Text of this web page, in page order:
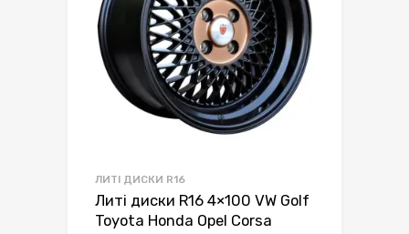
ЛИТІ ДИСКИ R16
Литі диски R16 4×100 VW Golf
Toyota Honda Opel Corsa